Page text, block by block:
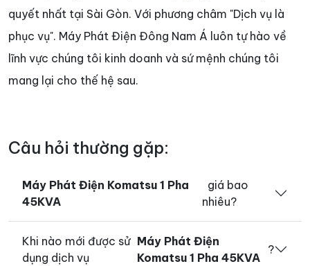
quyết nhất tại Sài Gòn. Với phương châm "Dịch vụ là
phục vụ". Máy Phát Điện Đông Nam Á luôn tự hào về
lĩnh vực chúng tôi kinh doanh và sứ mệnh chúng tôi
mang lại cho thế hệ sau.
Câu hỏi thường gặp:
Máy Phát Điện Komatsu 1 Pha
45KVA
giá bao
nhiêu?
Khi nào mới được sử
dụng dịch vụ
Máy Phát Điện
Komatsu 1 Pha 45KVA
?